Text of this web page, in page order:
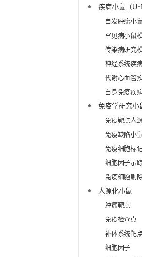
疾病小鼠（
自发肿瘤小
罕见病小鼠
传染病研究
神经系统疾
代谢心血管
自身免疫疾
免疫学研究小
免疫靶点人
免疫缺陷小鼠
免疫细胞标
细胞因子示
免疫细胞剔
人源化小鼠
肿瘤靶点
免疫检查点
补体系统靶点
细胞因子